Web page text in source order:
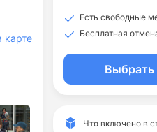
карте
Есть свободные
Бесплатная
Выбрать
Что включено в